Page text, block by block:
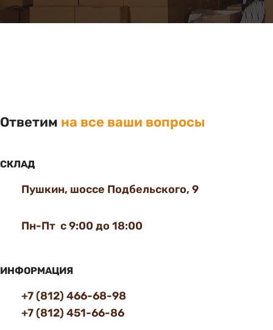
Ответим на все ваши вопросы
СКЛАД
Пушкин, шоссе Подбельского, 9
Пн-Пт с 9:00 до 18:00
ИНФОРМАЦИЯ
+7 (812) 466-68-98
+7 (812) 451-66-86